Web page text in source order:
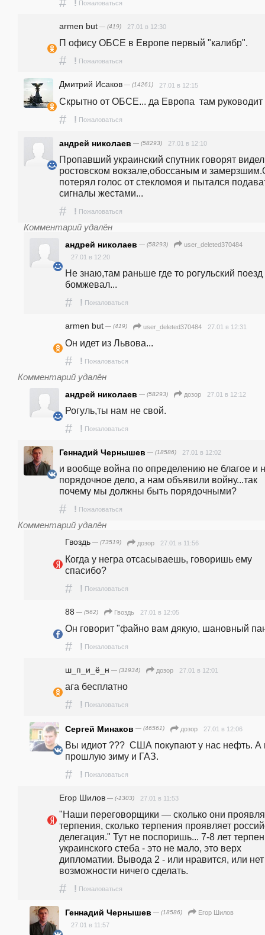
! Пожаловаться
armen but — (419) 27.01 в 12:30
П офису ОБСЕ в Европе первый "калибр".
# ! Пожаловаться
Дмитрий Исаков — (14261) 27.01 в 12:15
Скрытно от ОБСЕ... да Европа  там
# ! Пожаловаться
aндpeй никoлаeв — (58293) 27.01 в 12:10
Пропавший украинский спутник говорят
ростовском вокзале,обоссаным и
потерял голос от стекломоя и пытался
сигналы жестами...
# ! Пожаловаться
Комментарий удалён
aндpeй никoлаeв — (58293)
user_deleted370484
27.01 в 12:20
Не знаю,там раньше где то рогульский поезд
бомжевал...
# ! Пожаловаться
armen but — (419) user_deleted370484 27.01 в 12:31
Он идет из Львова...
# ! Пожаловаться
Комментарий удалён
aндpeй никoлаeв — (58293) дозор 27.01 в 12:12
Рогуль,ты нам не свой.
# ! Пожаловаться
Геннадий Чернышев — (18586) 27.01 в 12:02
и вообще война по определению не благое и
порядочное дело, а нам объявили войну...так
почему мы должны быть порядочными?
# ! Пожаловаться
Комментарий удалён
Гвоздь — (73519) дозор 27.01 в 11:56
Когда у негра отсасываешь, говоришь ему
спасибо?
# ! Пожаловаться
88 — (562) Гвоздь 27.01 в 12:05
Он говорит "файно вам дякую, шановный
# ! Пожаловаться
ш_п_и_ё_н — (31934) дозор 27.01 в 12:01
ага бесплатно
# ! Пожаловаться
Сергей Минаков — (46561) дозор 27.01 в 12:06
Вы идиот ???  США покупают у нас нефть. А
прошлую зиму и ГАЗ.
# ! Пожаловаться
Егор Шилов — (-1303) 27.01 в 11:53
"Наши переговорщики — сколько они
терпения, сколько терпения проявляет
делегация." Тут не поспоришь... 7-8 лет
украинского стеба - это не мало, это верх
дипломатии. Вывода 2 - или нравится, или нет
возможности ничего сделать.
# ! Пожаловаться
Геннадий Чернышев — (18586)
Егор Шилов
27.01 в 11:57